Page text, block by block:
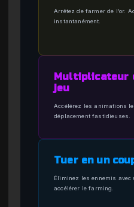
Arrêtez de farmer de l’or.
instantanément.
Multiplicateur
jeu
Accélérez les animations
déplacement fastidieuses.
Tuer en un
Éliminez les ennemis avec
accélérer le farming.